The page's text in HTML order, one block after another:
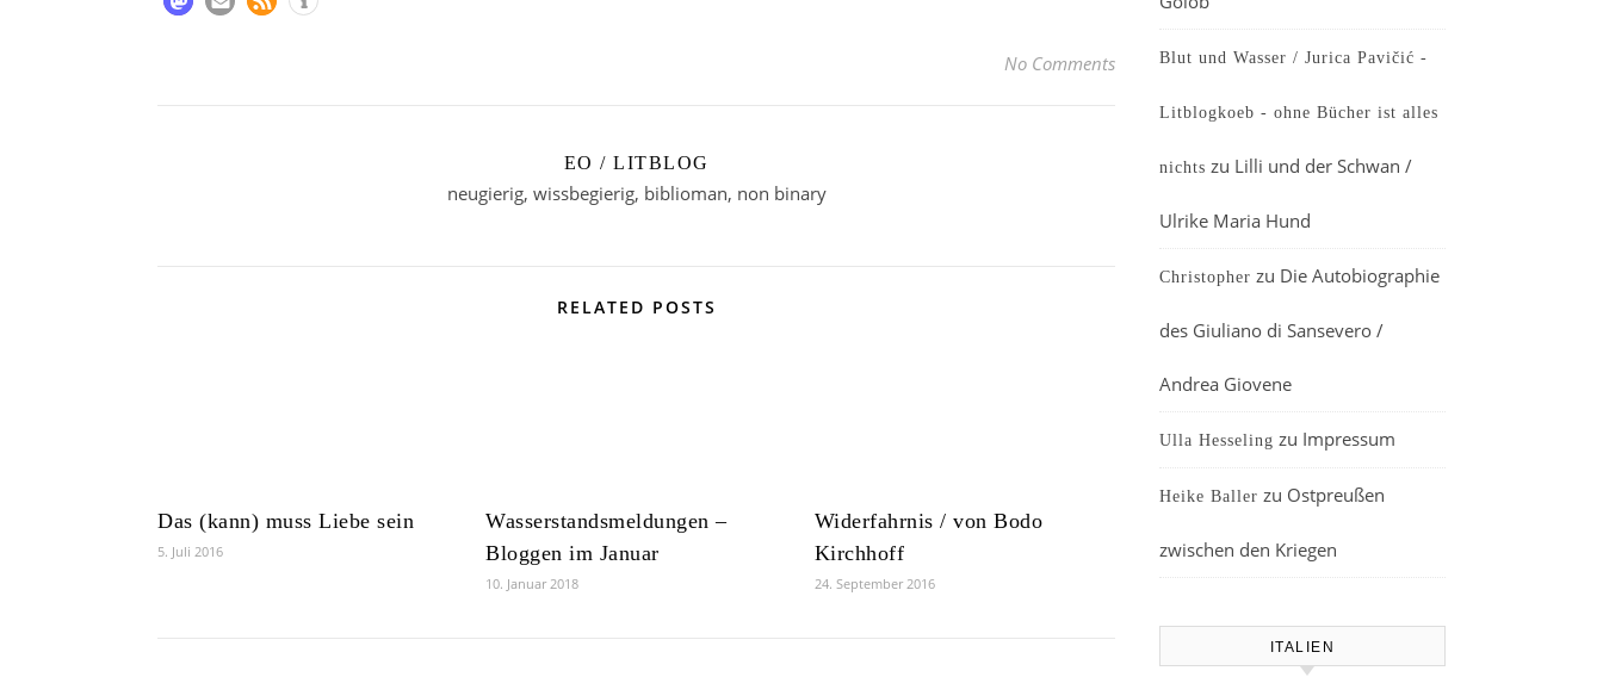
No Comments
EO / LITBLOG
neugierig, wissbegierig, biblioman, non binary
RELATED POSTS
Das (kann) muss Liebe sein
5. Juli 2016
Wasserstandsmeldungen –
Bloggen im Januar
10. Januar 2018
Widerfahrnis / von Bodo
Kirchhoff
24. September 2016
Blut und Wasser / Jurica Pavičić -
Litblogkoeb - ohne Bücher ist alles
nichts zu Lilli und der Schwan /
Ulrike Maria Hund
Christopher zu Die Autobiographie
des Giuliano di Sansevero /
Andrea Giovene
Ulla Hesseling zu Impressum
Heike Baller zu Ostpreußen
zwischen den Kriegen
ITALIEN